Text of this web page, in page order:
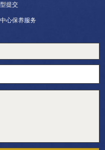
提交
心保养服务